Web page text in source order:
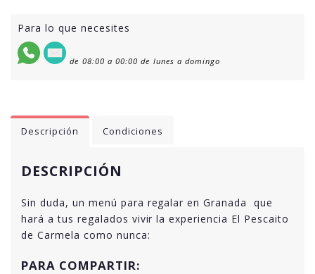
Para lo que necesites
de 08:00 a 00:00 de lunes a domingo
Descripción Condiciones
DESCRIPCIÓN
Sin duda, un menú para regalar en Granada que
hará a tus regalados vivir la experiencia El Pescaito
de Carmela como nunca:
PARA COMPARTIR: